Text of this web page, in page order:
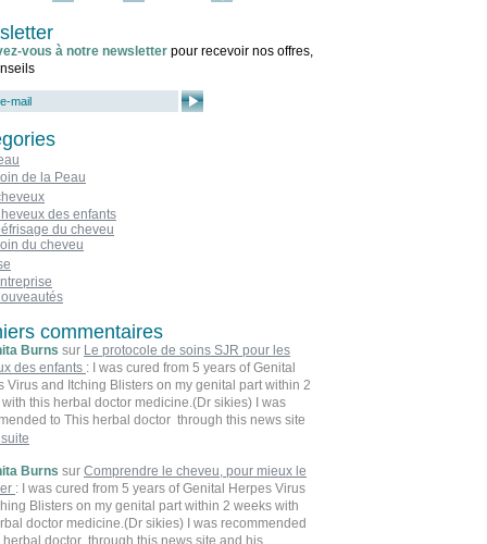
vous à notre newsletter pour recevoir nos offres,
de la Peau
des enfants
du cheveu
du cheveu
commentaires
Burns sur Le protocole de soins SJR pour les
des enfants : I was cured from 5 years of Genital
Virus and Itching Blisters on my genital part within 2
this herbal doctor medicine.(Dr sikies) I was
to This herbal doctor through this news site
information was shared by his previous clients who
doctor product which I placed an order and
working days I received the product on my address
DHL. And with this herbal doctor instructions I used
for 2 weeks after concluding the herbal product,
Burns sur Comprendre le cheveu, pour mieux le
: I was cured from 5 years of Genital Herpes Virus
Blisters on my genital part within 2 weeks with
doctor medicine.(Dr sikies) I was recommended
herbal doctor through this news site and his